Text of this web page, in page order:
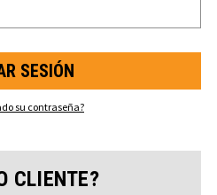
su contraseña?
CLIENTE?